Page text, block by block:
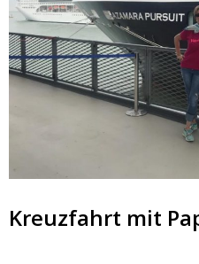
Kreuzfahrt mit